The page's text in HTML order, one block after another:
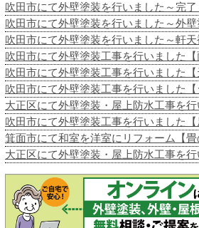
吹田市にて外壁塗装を行いました～完了
吹田市にて外壁塗装を行いました～外壁
吹田市にて外壁塗装を行いました～軒天
吹田市にて外壁塗装工事を行いました【
吹田市にて外壁塗装工事を行いました【
吹田市にて外壁塗装工事を行いました【
大正区にて外壁塗装・屋上防水工事を行
吹田市にて外壁塗装工事を行いました【
箕面市にて和室を洋室にリフォーム【畳
大正区にて外壁塗装・屋上防水工事を行